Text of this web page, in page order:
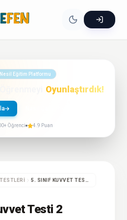
Eğitim Platformu
Oyunlaştırdık!
Öğrenci 4.9 Puan
Testi 2